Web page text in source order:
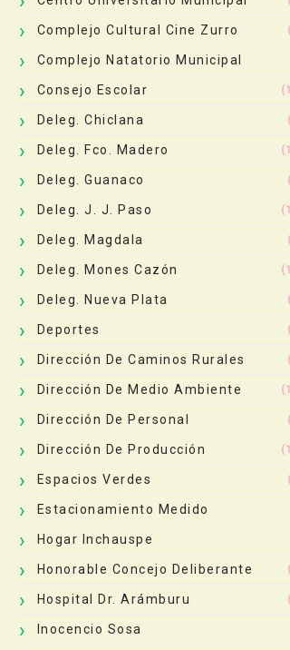
Complejo Cultural Cine Zurro
Complejo Natatorio Municipal
Consejo Escolar
Deleg. Chiclana
Deleg. Fco. Madero
Deleg. Guanaco
Deleg. J. J. Paso
Deleg. Magdala
Deleg. Mones Cazón
Deleg. Nueva Plata
Deportes
Dirección De Caminos Rurales
Dirección De Medio Ambiente
Dirección De Personal
Dirección De Producción
Espacios Verdes
Estacionamiento Medido
Hogar Inchauspe
Honorable Concejo Deliberante
Hospital Dr. Arámburu
Inocencio Sosa